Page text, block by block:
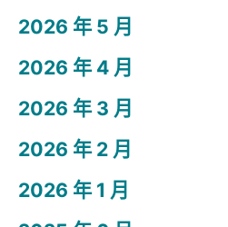
2026 年 5 月
2026 年 4 月
2026 年 3 月
2026 年 2 月
2026 年 1 月